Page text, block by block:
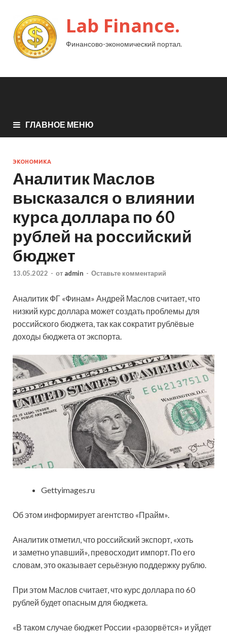
Lab Finance.
Финансово-экономический портал.
ГЛАВНОЕ МЕНЮ
ЭКОНОМИКА
Аналитик Маслов
высказался о влиянии
курса доллара по 60
рублей на российский
бюджет
13.05.2022 - от admin - Оставьте комментарий
Аналитик ФГ «Финам» Андрей Маслов считает, что
низкий курс доллара может создать проблемы для
российского бюджета, так как сократит рублёвые
доходы бюджета от экспорта.
Gettyimages.ru
Об этом информирует агентство «Прайм».
Аналитик отметил, что российский экспорт, «хоть
и заметно упавший», превосходит импорт. По его
словам, это оказывает серьёзную поддержку рублю.
При этом Маслов считает, что курс доллара по 60
рублей будет опасным для бюджета.
«В таком случае бюджет России «разорвётся» и уйдет